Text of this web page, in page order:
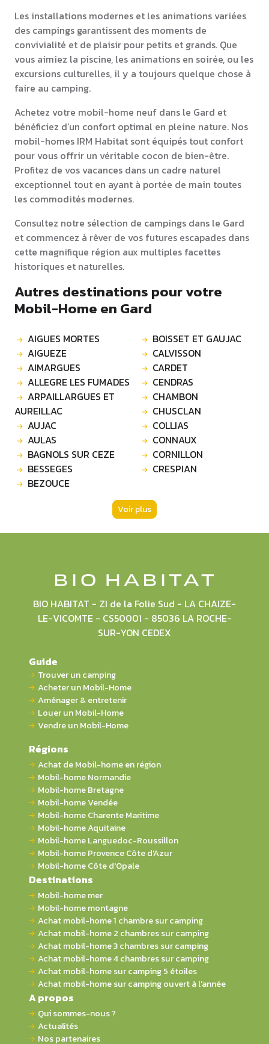
Les installations modernes et les animations variées
des campings garantissent des moments de
convivialité et de plaisir pour petits et grands. Que
vous aimiez la piscine, les animations en soirée, ou les
excursions culturelles, il y a toujours quelque chose à
faire au camping.
Achetez votre mobil-home neuf dans le Gard et
bénéficiez d’un confort optimal en pleine nature. Nos
mobil-homes IRM Habitat sont équipés tout confort
pour vous offrir un véritable cocon de bien-être.
Profitez de vos vacances dans un cadre naturel
exceptionnel tout en ayant à portée de main toutes
les commodités modernes.
Consultez notre sélection de campings dans le Gard
et commencez à rêver de vos futures escapades dans
cette magnifique région aux multiples facettes
historiques et naturelles.
Autres destinations pour votre
Mobil-Home en Gard
AIGUES MORTES
AIGUEZE
AIMARGUES
ALLEGRE LES FUMADES
ARPAILLARGUES ET
AUREILLAC
AUJAC
AULAS
BAGNOLS SUR CEZE
BESSEGES
BEZOUCE
BOISSET ET GAUJAC
CALVISSON
CARDET
CENDRAS
CHAMBON
CHUSCLAN
COLLIAS
CONNAUX
CORNILLON
CRESPIAN
Voir plus
BIO HABITAT - ZI de la Folie Sud - LA CHAIZE-
LE-VICOMTE - CS50001 - 85036 LA ROCHE-
SUR-YON CEDEX
Guide
Trouver un camping
Acheter un Mobil-Home
Aménager & entretenir
Louer un Mobil-Home
Vendre un Mobil-Home
Régions
Achat de Mobil-home en région
Mobil-home Normandie
Mobil-home Bretagne
Mobil-home Vendée
Mobil-home Charente Maritime
Mobil-home Aquitaine
Mobil-home Languedoc-Roussillon
Mobil-home Provence Côte d'Azur
Mobil-home Côte d'Opale
Destinations
Mobil-home mer
Mobil-home montagne
Achat mobil-home 1 chambre sur camping
Achat mobil-home 2 chambres sur camping
Achat mobil-home 3 chambres sur camping
Achat mobil-home 4 chambres sur camping
Achat mobil-home sur camping 5 étoiles
Achat mobil-home sur camping ouvert à l'année
A propos
Qui sommes-nous ?
Actualités
Nos partenaires